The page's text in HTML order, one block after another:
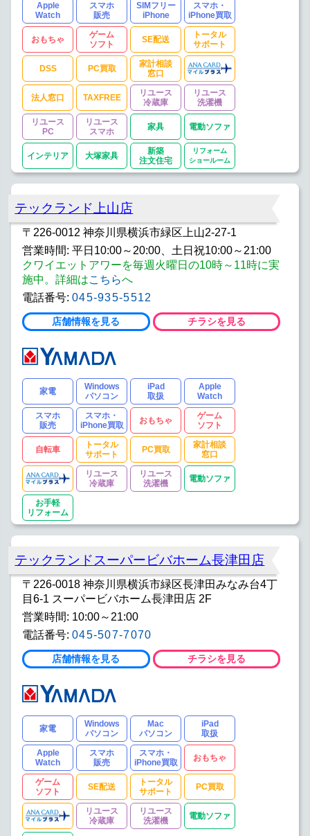
Apple
Watch
スマホ
販売
SIMフリー
iPhone
スマホ・
iPhone買取
おもちゃ
ゲーム
ソフト
SE配送
トータル
サポート
DSS PC買取
家計相談
窓口
法人窓口 TAXFREE
リユース
冷蔵庫
リユース
洗濯機
リユース
PC
リユース
スマホ
家具 電動ソファ
インテリア 大塚家具
新築
注文住宅
リフォーム
ショールーム
テックランド上山店
〒226-0012 神奈川県横浜市緑区上山2-27-1
営業時間: 平日10:00～20:00、土日祝10:00～21:00
クワイエットアワーを毎週火曜日の10時～11時に実
施中。詳細はこちらへ
電話番号: 045-935-5512
店舗情報を見る チラシを見る
家電
Windows
パソコン
iPad
取扱
Apple
Watch
スマホ
販売
スマホ・
iPhone買取
おもちゃ
ゲーム
ソフト
自転車
トータル
サポート
PC買取
家計相談
窓口
リユース
冷蔵庫
リユース
洗濯機
電動ソファ
お手軽
リフォーム
テックランドスーパービバホーム長津田店
〒226-0018 神奈川県横浜市緑区長津田みなみ台4丁
目6-1 スーパービバホーム長津田店 2F
営業時間: 10:00～21:00
電話番号: 045-507-7070
店舗情報を見る チラシを見る
家電
Windows
パソコン
Mac
パソコン
iPad
取扱
Apple
Watch
スマホ
販売
スマホ・
iPhone買取
おもちゃ
ゲーム
ソフト
SE配送
トータル
サポート
PC買取
リユース
冷蔵庫
リユース
洗濯機
電動ソファ